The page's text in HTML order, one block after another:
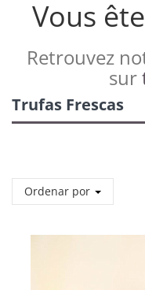
Vous
Retrouvez
sur
Trufas Frescas
Ordenar por